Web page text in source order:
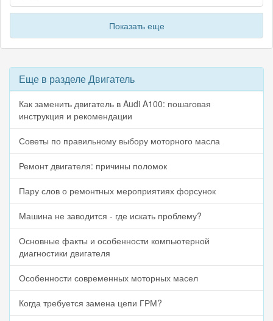
Показать еще
Еще в разделе Двигатель
Как заменить двигатель в Audi A100: пошаговая
инструкция и рекомендации
Советы по правильному выбору моторного масла
Ремонт двигателя: причины поломок
Пару слов о ремонтных мероприятиях форсунок
Машина не заводится - где искать проблему?
Основные факты и особенности компьютерной
диагностики двигателя
Особенности современных моторных масел
Когда требуется замена цепи ГРМ?